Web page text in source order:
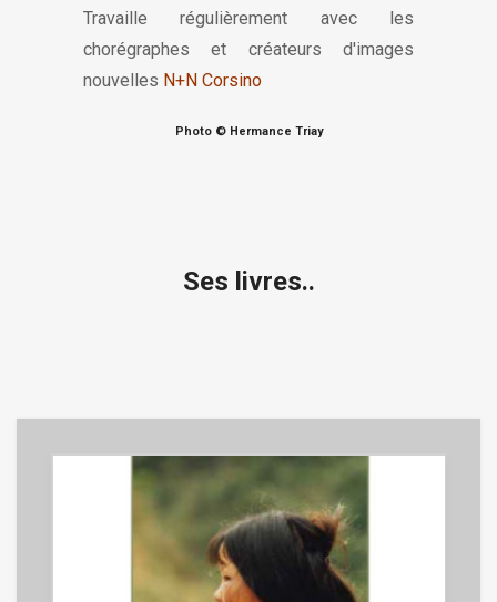
Travaille régulièrement avec les
chorégraphes et créateurs d'images
nouvelles N+N Corsino
Photo © Hermance Triay
Ses livres..